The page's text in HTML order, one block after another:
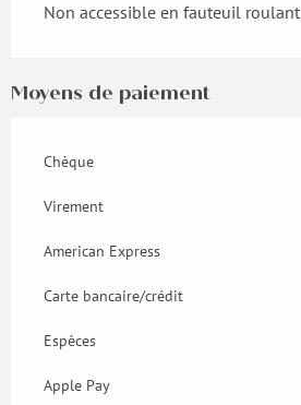
Non accessible en fauteuil roulant
Moyens de paiement
Chèque
Virement
American Express
Carte bancaire/crédit
Espèces
Apple Pay